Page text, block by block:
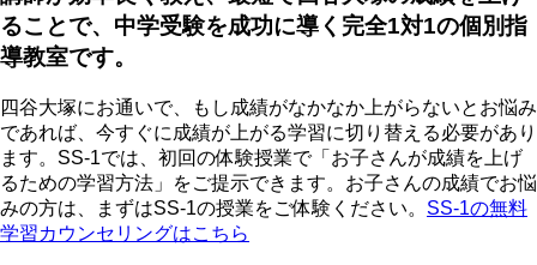
ることで、中学受験を成功に導く完全1対1の個別指
導教室です。
四谷大塚にお通いで、もし成績がなかなか上がらないとお悩み
であれば、今すぐに成績が上がる学習に切り替える必要があり
ます。SS-1では、初回の体験授業で「お子さんが成績を上げ
るための学習方法」をご提示できます。お子さんの成績でお悩
みの方は、まずはSS-1の授業をご体験ください。 SS-1の無料
学習カウンセリングはこちら